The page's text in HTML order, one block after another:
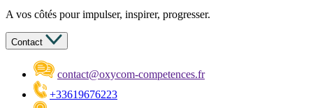
A vos côtés pour impulser, inspirer, progresser.
Contact
contact@oxycom-competences.fr
+33619676223